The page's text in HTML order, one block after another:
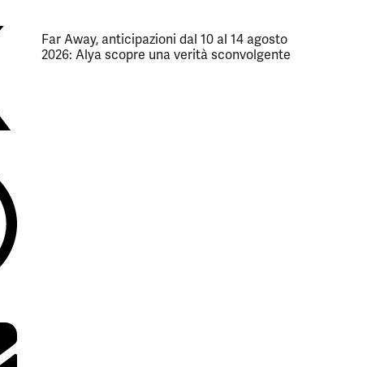
Far Away, anticipazioni dal 10 al 14 agosto
2026: Alya scopre una verità sconvolgente